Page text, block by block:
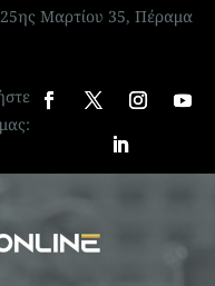
25ης Μαρτίου 35, Πέραμα
μας: